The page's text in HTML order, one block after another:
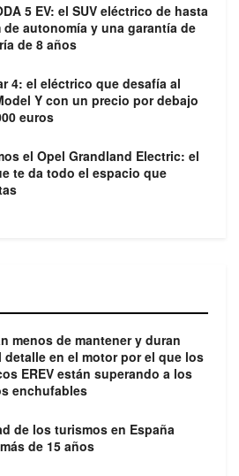
5 EV: el SUV eléctrico de hasta
de autonomía y una garantía de
de 8 años
4: el eléctrico que desafía al
Y con un precio por debajo
euros
el Opel Grandland Electric: el
te da todo el espacio que
menos de mantener y duran
detalle en el motor por el que los
EREV están superando a los
enchufables
de los turismos en España
de 15 años